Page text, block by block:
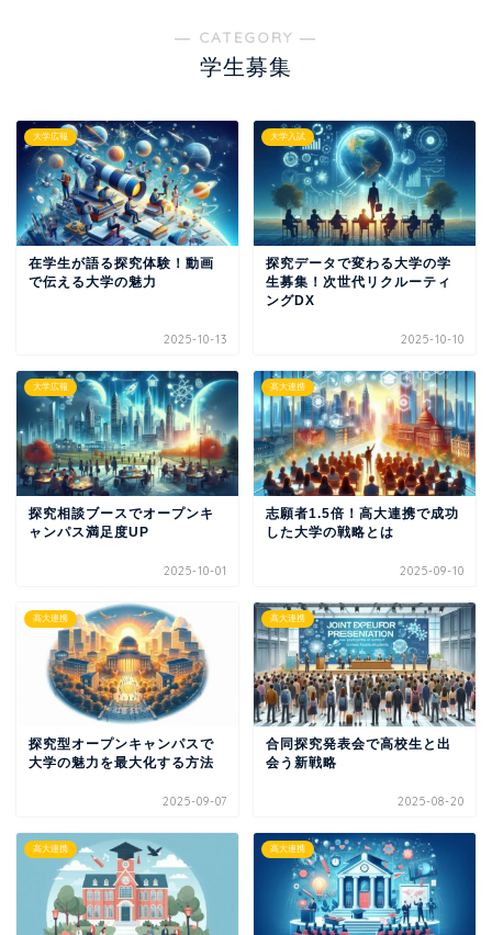
― CATEGORY ―
学生募集
大学広報
在学生が語る探究体験！動画
で伝える大学の魅力
2025-10-13
大学入試
探究データで変わる大学の学
生募集！次世代リクルーティ
ングDX
2025-10-10
大学広報
探究相談ブースでオープンキ
ャンパス満足度UP
2025-10-01
高大連携
志願者1.5倍！高大連携で成功
した大学の戦略とは
2025-09-10
高大連携
探究型オープンキャンパスで
大学の魅力を最大化する方法
2025-09-07
高大連携
合同探究発表会で高校生と出
会う新戦略
2025-08-20
高大連携 高大連携